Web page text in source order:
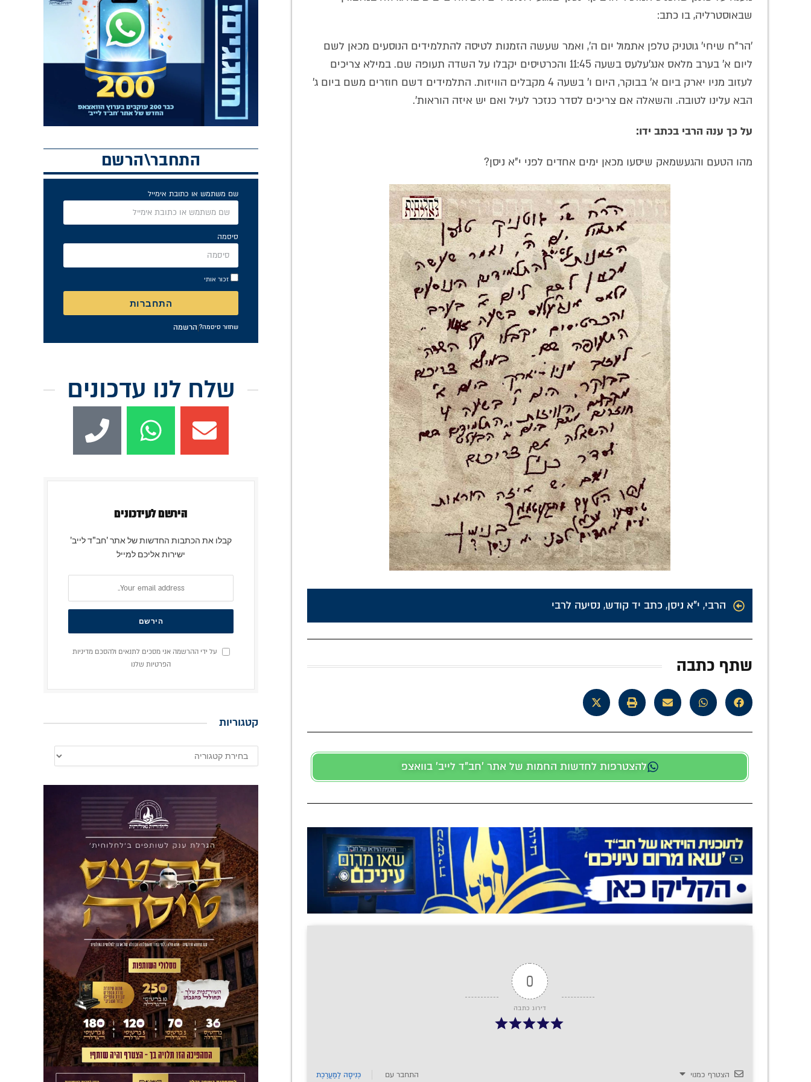
שבאוסטרליה, בו כתב:
'הר"ח שיחי' גוטניק טלפן אתמול יום ה', ואמר שעשה הזמנות לטיסה להתלמידים הנוסעים מכאן לשם
ליום א' בערב מלאס אנג'עלעס בשעה 11:45 והכרטיסים יקבלו על השדה תעופה שם. במילא צריכים
לעזוב מניו יארק ביום א' בבוקר, היום ו' בשעה 4 מקבלים הוויזות. התלמידים דשם חוזרים משם ביום ג'
הבא עלינו לטובה. והשאלה אם צריכים לסדר כנזכר לעיל ואם יש איזה הוראות'.
על כך ענה הרבי בכתב ידו:
מהו הטעם והגעשמאק שיסעו מכאן ימים אחדים לפני י"א ניסן?
הרבי, י"א ניסן, כתב יד קודש, נסיעה לרבי
שתף כתבה
להצטרפות לחדשות החמות של אתר 'חב"ד לייב' בוואצפ
0
דירוג כתבה
הצטרף כמנוי התחבר עם כְּנִיסָה לַמַעֲרֶכֶת
התחבר\הרשם
שם משתמש או כתובת אימייל
סיסמה
זכור אותי
התחברות
שחזור סיסמה?|הרשמה
שלח לנו עדכונים
ישירות אליכם למייל
הפרטיות שלנו